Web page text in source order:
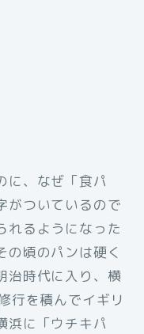
に、なぜ「食パ
がついているので
れるようになった
の頃のパンは硬く
治時代に入り、横
行を積んでイギリ
浜に「ウチキパ